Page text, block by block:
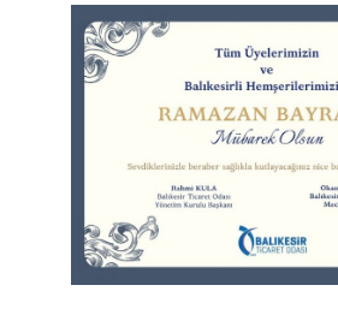
Balıkesirspor
Memleket Tek
6 Ağustos 2026
Büyükşehir’den
6 Ağustos 2026